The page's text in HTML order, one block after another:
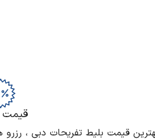
قیمت
قیمت بلیط تفریحات دبی ،